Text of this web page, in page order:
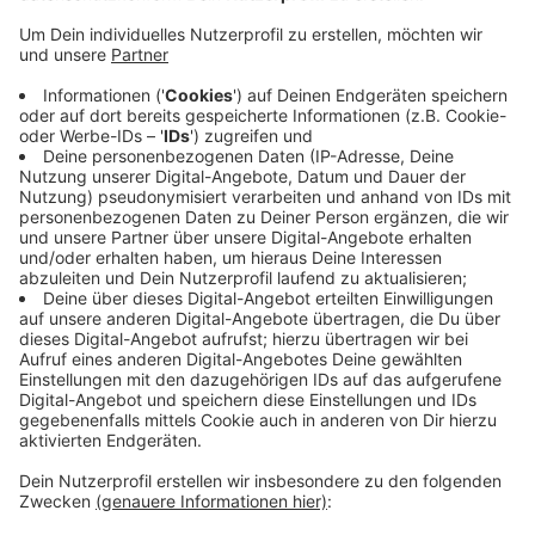
Und wir freuen uns, wenn Ihr uns einladet in eure
Schule zum Radio Wuppertal Schul-Check.
Veröffentlicht: Mittwoch, 12.10.2022 12:56
Anzeige
Schreibt uns, warum wir eure Schule
besuchen sollen!
Anzeige
Anzeige